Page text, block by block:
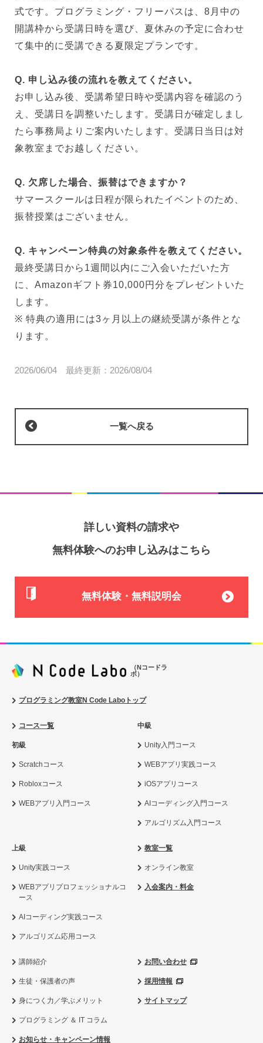
式です。プログラミング・フリーパスは、8月中の
開講枠から受講日時を選び、夏休みの予定に合わせ
て集中的に受講できる夏限定プランです。
Q. 申し込み後の流れを教えてください。
お申し込み後、受講希望日時や受講内容を確認のう
え、受講日を調整いたします。受講日が確定しまし
たら事務局よりご案内いたします。受講日当日は対
象教室までお越しください。
Q. 欠席した場合、振替はできますか？
サマースクールは日程が限られたイベントのため、
振替授業はございません。
Q. キャンペーン特典の対象条件を教えてください。
最終受講日から1週間以内にご入会いただいた方
に、Amazonギフト券10,000円分をプレゼントいた
します。
※ 特典の適用には3ヶ月以上の継続受講が条件とな
ります。
2026/06/04 最終更新： 2026/08/04
一覧へ戻る
詳しい資料の請求や
無料体験へのお申し込みはこちら
無料体験・無料説明会
（Nコードラ
ボ）
プログラミング教室N Code Laboトップ
コース一覧
初級
Scratchコース
Robloxコース
WEBアプリ入門コース
中級
Unity入門コース
WEBアプリ実践コース
iOSアプリコース
AIコーディング入門コース
アルゴリズム入門コース
上級
Unity実践コース
WEBアプリプロフェッショナルコ
ース
AIコーディング実践コース
アルゴリズム応用コース
教室一覧
オンライン教室
入会案内・料金
講師紹介
生徒・保護者の声
身につく力／学ぶメリット
プログラミング ＆ IT コラム
お知らせ・キャンペーン情報
お問い合わせ
採用情報
サイトマップ